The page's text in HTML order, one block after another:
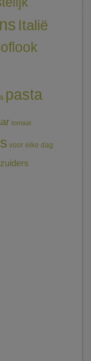
Italië
pasta
tomaat
voor elke dag
zuiders